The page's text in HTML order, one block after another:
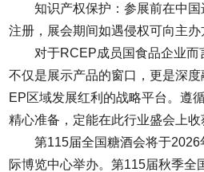
知识产权保护：参展前在中
注册，展会期间如遇侵权可向主办
对于RCEP成员国食品企业而
不仅是展示产品的窗口，更是深
EP区域发展红利的战略平台。遵
精心准备，定能在此行业盛会上收
第115届全国糖酒会将于
际博览中心举办。第115届秋季全